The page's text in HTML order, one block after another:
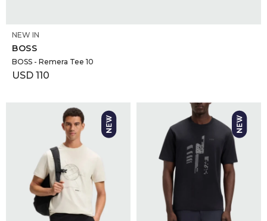
NEW IN
BOSS
BOSS - Remera Tee 10
USD 110